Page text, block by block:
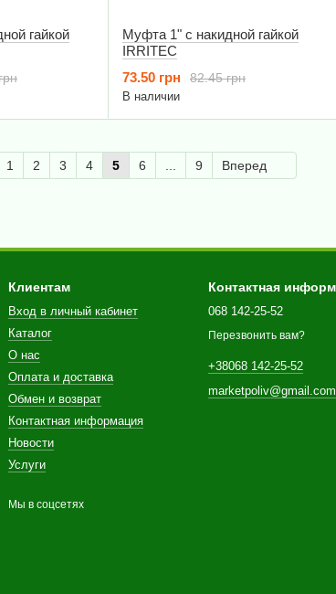
гайкой
Муфта 1" с накидной гайкой
IRRITEC
82.45 грн
73.50 грн
В наличии
1 2 3 4 5 6 9 Вперед
Клиентам
Вход в личный кабинет
Каталог
О нас
Оплата и доставка
Обмен и возврат
Контактная информация
Новости
Услуги
Мы в соцсетях
Контактная
068 142-25-52
Перезвонить вам?
+38068 142-25-52
marketpoliv@gmail.com